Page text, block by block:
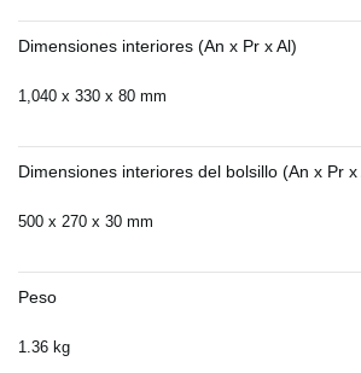
Dimensiones interiores (An x Pr x Al)
1,040 x 330 x 80 mm
Dimensiones interiores del bolsillo (An x Pr x
500 x 270 x 30 mm
Peso
1.36 kg